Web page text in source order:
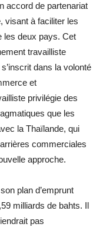
accord de partenariat
visant à faciliter les
les deux pays. Cet
travailliste
dans la volonté
et
privilégie des
que les
la Thaïlande, qui
commerciales
approche.
plan d’emprunt
milliards de bahts. Il
pas